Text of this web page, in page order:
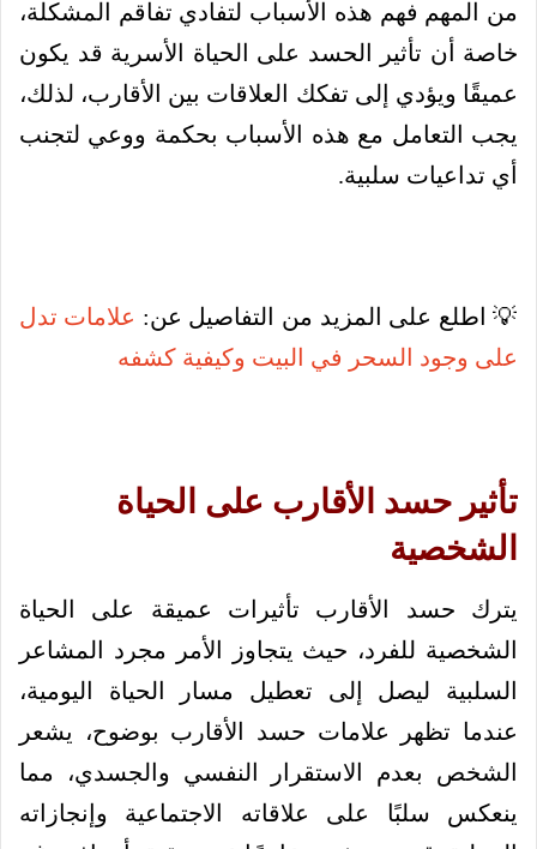
من المهم فهم هذه الأسباب لتفادي تفاقم المشكلة،
خاصة أن تأثير الحسد على الحياة الأسرية قد يكون
عميقًا ويؤدي إلى تفكك العلاقات بين الأقارب، لذلك،
يجب التعامل مع هذه الأسباب بحكمة ووعي لتجنب
أي تداعيات سلبية.
💡 اطلع على المزيد من التفاصيل عن: علامات تدل
على وجود السحر في البيت وكيفية كشفه
تأثير حسد الأقارب على الحياة
الشخصية
يترك حسد الأقارب تأثيرات عميقة على الحياة
الشخصية للفرد، حيث يتجاوز الأمر مجرد المشاعر
السلبية ليصل إلى تعطيل مسار الحياة اليومية،
عندما تظهر علامات حسد الأقارب بوضوح، يشعر
الشخص بعدم الاستقرار النفسي والجسدي، مما
ينعكس سلبًا على علاقاته الاجتماعية وإنجازاته